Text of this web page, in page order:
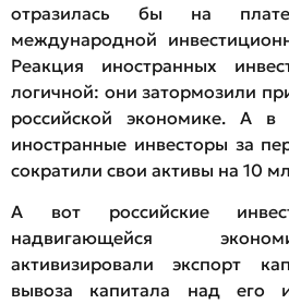
отразилась бы на
международной
Реакция иностранных
логичной: они затормозили
российской экономике. А в
иностранные инвесторы за
сократили свои активы на 10
А вот российские
надвигающейся
активизировали экспорт
вывоза капитала над его